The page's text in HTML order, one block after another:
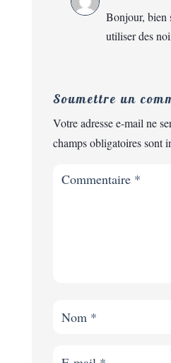
Bonjour, bien
utiliser des
Soumettre un
Votre adresse e-mail ne
champs obligatoires sont